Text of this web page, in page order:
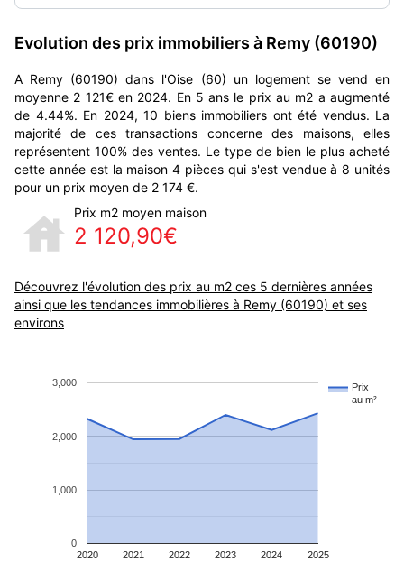
Evolution des prix immobiliers à Remy (60190)
A Remy (60190) dans l'Oise (60) un logement se vend en
moyenne 2 121€ en 2024. En 5 ans le prix au m2 a augmenté
de 4.44%. En 2024, 10 biens immobiliers ont été vendus. La
majorité de ces transactions concerne des maisons, elles
représentent 100% des ventes. Le type de bien le plus acheté
cette année est la maison 4 pièces qui s'est vendue à 8 unités
pour un prix moyen de 2 174 €.
Prix m2 moyen maison
2 120,90€
Découvrez l'évolution des prix au m2 ces 5 dernières années
ainsi que les tendances immobilières à Remy (60190) et ses
environs
Prix
au m²
2020 2021 2022 2023 2024 2025
0
1,000
2,000
3,000